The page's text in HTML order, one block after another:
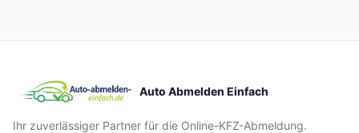
Auto Abmelden Einfach
Ihr zuverlässiger Partner für die Online-KFZ-Abmeldung.